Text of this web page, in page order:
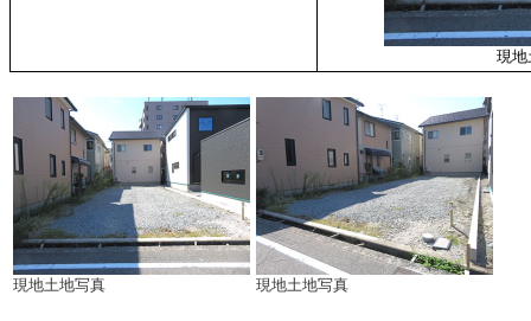
現地
現地土地写真 現地土地写真